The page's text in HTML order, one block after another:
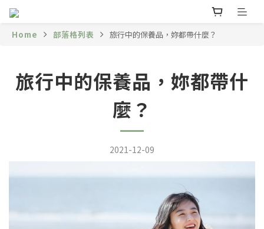
Home 部落格列表 旅行中的保養品，妳都帶什麼？
旅行中的保養品，妳都帶什
麼？
2021-12-09